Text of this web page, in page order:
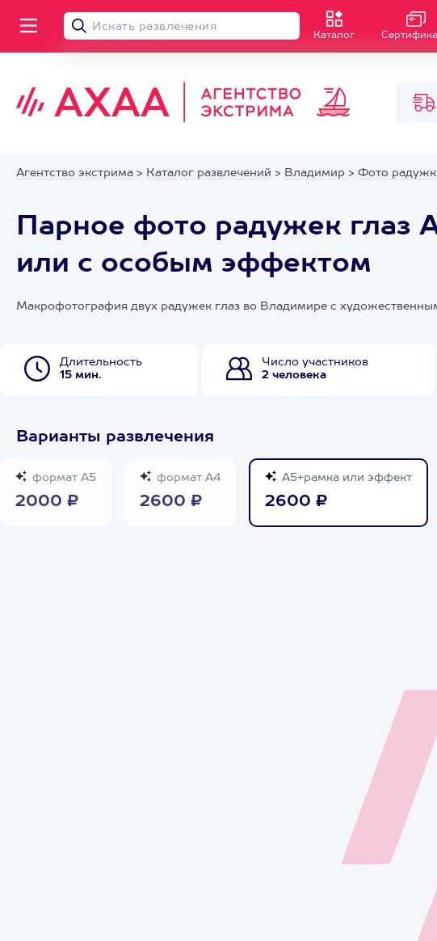
Каталог
Агентство экстрима > Каталог развлечений > Владимир > Фото
Парное фото радужек глаз
или с особым эффектом
Макрофотография двух радужек глаз во Владимире с
Длительность
15 мин.
Число участников
2 человека
Варианты развлечения
формат А5
2000 ₽
формат А4
2600 ₽
А5+рамка или эффект
2600 ₽